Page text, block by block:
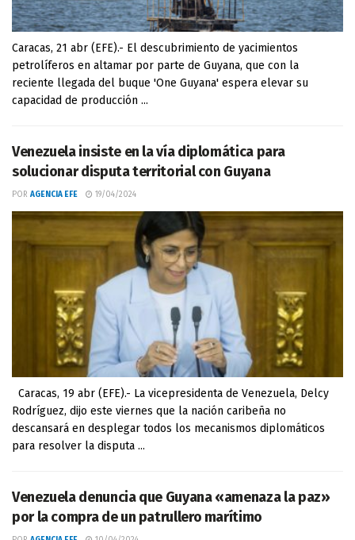
Caracas, 21 abr (EFE).- El descubrimiento de yacimientos
petrolíferos en altamar por parte de Guyana, que con la
reciente llegada del buque 'One Guyana' espera elevar su
capacidad de producción ...
Venezuela insiste en la vía diplomática para
solucionar disputa territorial con Guyana
POR AGENCIA EFE 19/04/2024
Caracas, 19 abr (EFE).- La vicepresidenta de Venezuela, Delcy
Rodríguez, dijo este viernes que la nación caribeña no
descansará en desplegar todos los mecanismos diplomáticos
para resolver la disputa ...
Venezuela denuncia que Guyana «amenaza la paz»
por la compra de un patrullero marítimo